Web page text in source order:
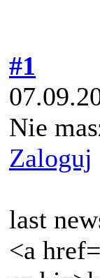
#1
Nie
Zaloguj
last
<a